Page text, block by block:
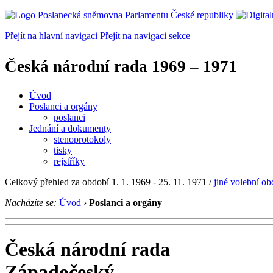
Přejít na hlavní navigaci Přejít na navigaci sekce
Česká národní rada 1969 – 1971
Úvod
Poslanci a orgány
poslanci
Jednání a dokumenty
stenoprotokoly
tisky
rejstříky
Celkový přehled za období 1. 1. 1969 - 25. 11. 1971 /jiné volební
Nacházíte se: Úvod › Poslanci a orgány
Česká národní rada